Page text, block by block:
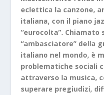
eclettica la canzone,
italiana, con il piano
“eurocolta”. Chiamato
“ambasciatore” della
italiano nel mondo, è
problematiche sociali
attraverso la musica,
superare pregiudizi,